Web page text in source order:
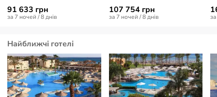
91 633 грн
за 7 ночей / 8 днів
107 754 грн
за 7 ночей / 8 днів
Найближчі готелі